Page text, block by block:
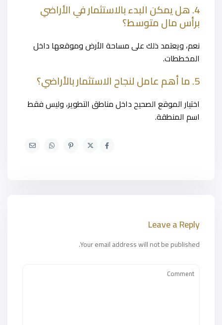
4. هل يمكن البدء بالاستثمار في الأراضي
برأس مال متوسط؟
نعم، ويعتمد ذلك على مساحة الأرض وموقعها داخل
المخططات.
5. ما أهم عامل لنجاح الاستثمار بالأراضي؟
اختيار الموقع الصحيح داخل مناطق التطوير، وليس فقط
اسم المنطقة.
Leave a Reply
Your email address will not be published.